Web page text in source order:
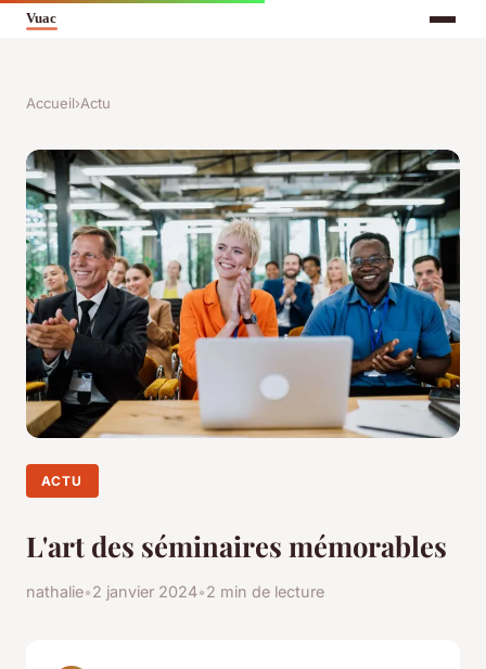
Accueil›Actu
ACTU
L'art des séminaires mémorables
nathalie•2 janvier 2024•2 min de lecture